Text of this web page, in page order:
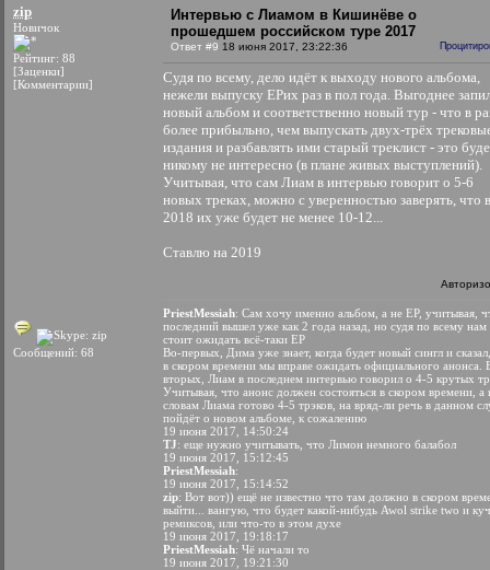
zip
Новичок
Рейтинг: 88
[Заценки]
[Комментарии]
Сообщений: 68
Интервью с Лиамом в Кишинёве о
прошедшем российском туре 2017
Ответ #9 18 июня 2017, 23:22:36
Судя по всему, дело идёт к выходу нового альбома,
нежели выпуску EPих раз в пол года. Выгоднее
новый альбом и соответственно новый тур - что в
более прибыльно, чем выпускать двух-трёх
издания и разбавлять ими старый треклист - это
никому не интересно (в плане живых выступлений).
Учитывая, что сам Лиам в интервью говорит о 5-6
новых треках, можно с уверенностью заверять, что в
2018 их уже будет не менее 10-12...
Ставлю на 2019
PriestMessiah: Сам хочу именно альбом, а не EP, учитывая,
последний вышел уже как 2 года назад, но судя по всему нам
стоит ожидать всё-таки EP
Во-первых, Дима уже знает, когда будет новый сингл и
в скором времени мы вправе ожидать официального анонса.
вторых, Лиам в последнем интервью говорил о 4-5 крутых
Учитывая, что анонс должен состояться в скором времени, а
словам Лиама готово 4-5 трэков, на вряд-ли речь в данном
пойдёт о новом альбоме, к сожалению
19 июня 2017, 14:50:24
TJ: еще нужно учитывать, что Лимон немного балабол
19 июня 2017, 15:12:45
PriestMessiah:
19 июня 2017, 15:14:52
zip: Вот вот)) ещё не известно что там должно в скором
выйти... вангую, что будет какой-нибудь Awol strike two и
ремиксов, или что-то в этом духе
19 июня 2017, 19:18:17
PriestMessiah: Чё начали то
19 июня 2017, 19:21:30